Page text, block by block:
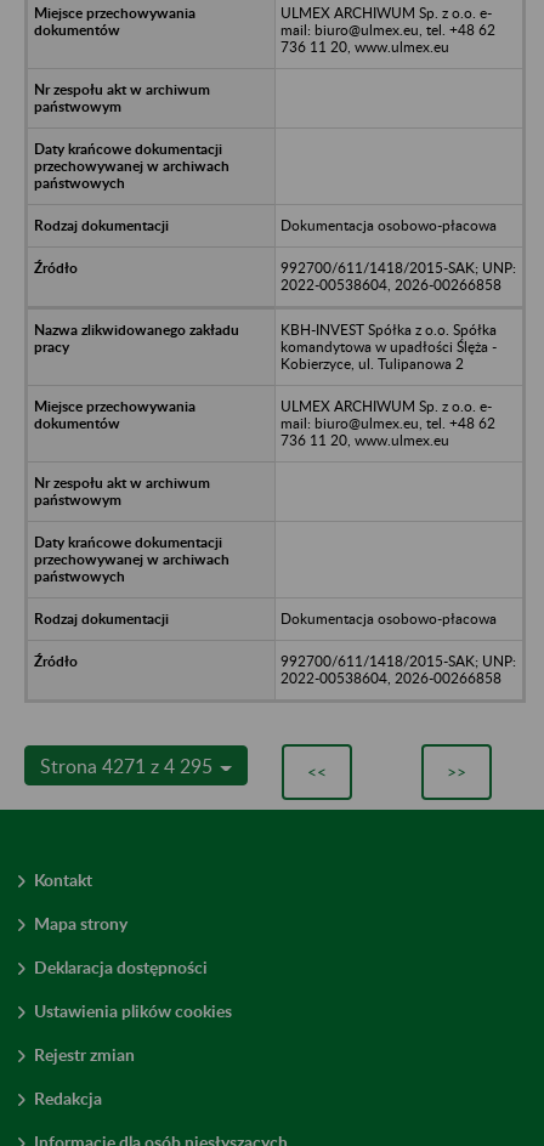
ULMEX ARCHIWUM Sp. z o.o. e-
mail: biuro@ulmex.eu, tel. +48 62
736 11 20, www.ulmex.eu
Dokumentacja osobowo-płacowa
992700/611/1418/2015-SAK; UNP:
2022-00538604, 2026-00266858
KBH-INVEST Spółka z o.o. Spółka
komandytowa w upadłości Ślęża -
Kobierzyce, ul. Tulipanowa 2
ULMEX ARCHIWUM Sp. z o.o. e-
mail: biuro@ulmex.eu, tel. +48 62
736 11 20, www.ulmex.eu
Dokumentacja osobowo-płacowa
992700/611/1418/2015-SAK; UNP:
2022-00538604, 2026-00266858
Strona 4271 z 4 295 << >>
Kontakt
Mapa strony
Deklaracja dostępności
Ustawienia plików cookies
Rejestr zmian
Redakcja
Informacje dla osób niesłyszących